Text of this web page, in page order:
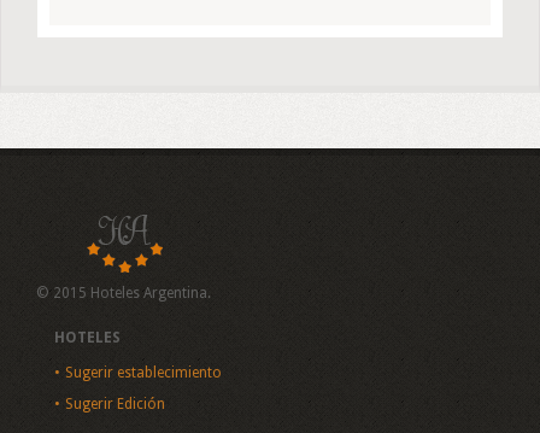
© 2015 Hoteles Argentina.
HOTELES
Sugerir establecimiento
Sugerir Edición